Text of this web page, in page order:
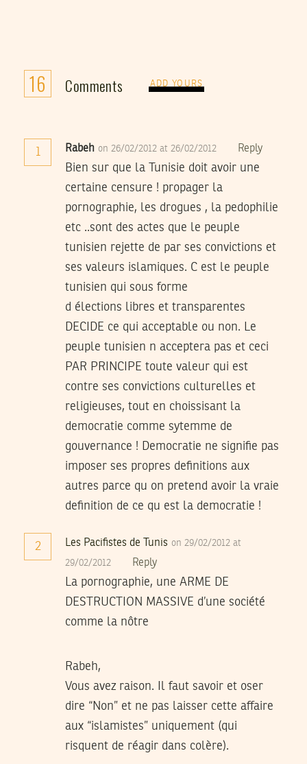
16 Comments ADD YOURS
1 Rabeh on 26/02/2012 at 26/02/2012 Reply
Bien sur que la Tunisie doit avoir une
certaine censure ! propager la
pornographie, les drogues , la pedophilie
etc ..sont des actes que le peuple
tunisien rejette de par ses convictions et
ses valeurs islamiques. C est le peuple
tunisien qui sous forme
d élections libres et transparentes
DECIDE ce qui acceptable ou non. Le
peuple tunisien n acceptera pas et ceci
PAR PRINCIPE toute valeur qui est
contre ses convictions culturelles et
religieuses, tout en choissisant la
democratie comme sytemme de
gouvernance ! Democratie ne signifie pas
imposer ses propres definitions aux
autres parce qu on pretend avoir la vraie
definition de ce qu est la democratie !
2 Les Pacifistes de Tunis on 29/02/2012 at
29/02/2012 Reply
La pornographie, une ARME DE
DESTRUCTION MASSIVE d’une société
comme la nôtre
Rabeh,
Vous avez raison. Il faut savoir et oser
dire “Non” et ne pas laisser cette affaire
aux “islamistes” uniquement (qui
risquent de réagir dans colère).